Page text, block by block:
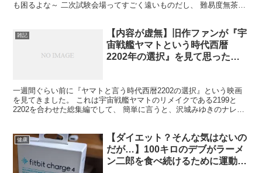
も困るよな～ 二次試験会場ってすごく遠いものだし、 難易度無茶苦
雑記
【内容が虚無】旧作ファンが『宇
宙戦艦ヤマトという時代西暦
2202年の選択』を見て思ったこ
一週間ぐらい前に『ヤマトと言う時代西暦2202の選択』という映画
を見てきました。 これは宇宙戦艦ヤマトのリメイクである2199と
2202を合わせた総集編でして、 簡単に言うと、沢城みゆきのナレー
健康
【ダイエット？そんな気はないの
だが…】100キロのデブがラーメ
ン二郎を食べ続けるために運動を